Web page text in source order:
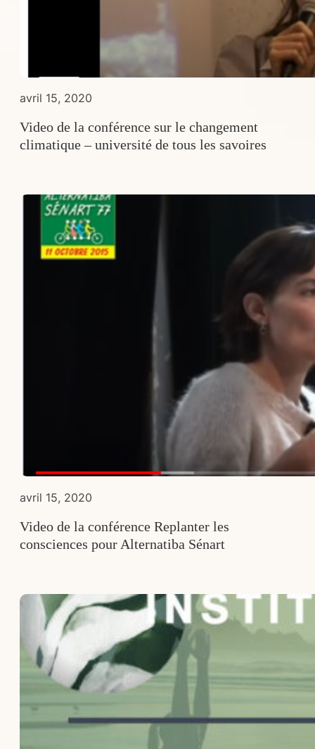
avril 15, 2020
Video de la conférence sur le changement
climatique – université de tous les savoires
avril 15, 2020
Video de la conférence Replanter les
consciences pour Alternatiba Sénart